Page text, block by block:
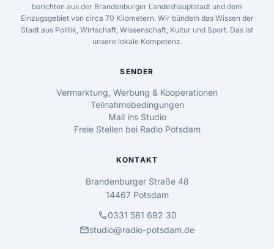
berichten aus der Brandenburger Landeshauptstadt und dem
Einzugsgebiet von circa 70 Kilometern. Wir bündeln das Wissen der
Stadt aus Politik, Wirtschaft, Wissenschaft, Kultur und Sport. Das ist
unsere lokale Kompetenz.
SENDER
Vermarktung, Werbung & Kooperationen
Teilnahmebedingungen
Mail ins Studio
Freie Stellen bei Radio Potsdam
KONTAKT
Brandenburger Straße 48
14467 Potsdam
call0331 581 692 30
mailstudio@radio-potsdam.de